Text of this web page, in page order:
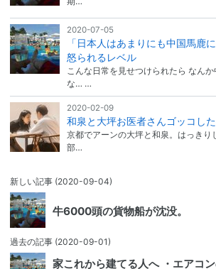
2020-07-05
「日本人はあまりにも中国馬鹿
怒られるレベル
こんな日常を見せつけられたら なん
な… …
2020-02-09
和泉と大坪お医者さんゴッコした
京都でアーンの大坪と和泉。はっきり
部…
新しい記事 (2020-09-04)
牛6000頭の貨物船が沈没。
過去の記事 (2020-09-01)
家これから建てる人へ ・エアコ